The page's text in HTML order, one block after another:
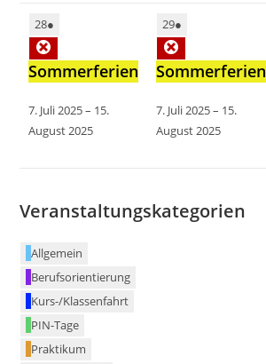
28●
Sommerferien
7. Juli 2025– 15.
August 2025
29●
Sommerferien
7. Juli 2025– 15.
August 2025
Veranstaltungskategorien
Allgemein
Berufsorientierung
Kurs-/Klassenfahrt
PIN-Tage
Praktikum